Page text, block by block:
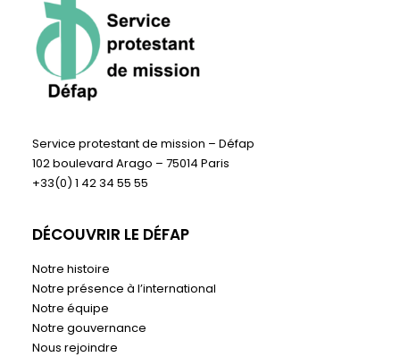
Service protestant de mission – Défap
102 boulevard Arago – 75014 Paris
+33(0) 1 42 34 55 55
DÉCOUVRIR LE DÉFAP
Notre histoire
Notre présence à l’international
Notre équipe
Notre gouvernance
Nous rejoindre